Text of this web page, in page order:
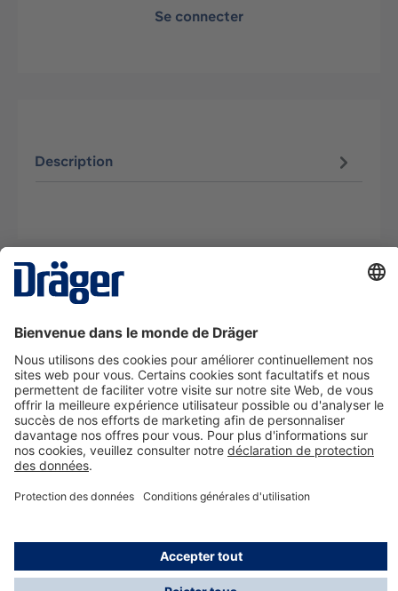
Se connecter
Description
La technologie
Nous contacter
A propos de Dräger
Informations
*Les taxes et les frais d'expédition ne sont pas inclus